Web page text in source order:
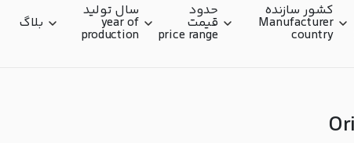
کشور سازنده
Manufacturer
country
حدود
قیمت
price range
سال تولید
year of
production
بلاگ